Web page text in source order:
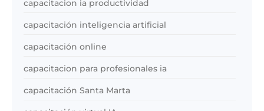
capacitacion ia productividad
capacitación inteligencia artificial
capacitación online
capacitacion para profesionales ia
capacitación Santa Marta